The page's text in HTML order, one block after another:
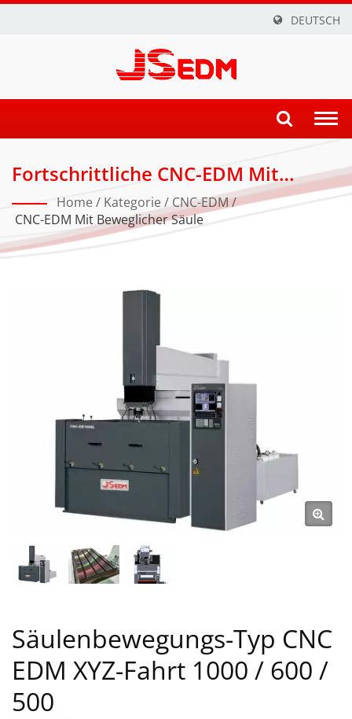
DEUTSCH
Fortschrittliche CNC-EDM Mit
Beweglicher Säule Für Die
Herstellung Von Automobilformen
Home / Kategorie /CNC-EDM /
CNC-EDM Mit Beweglicher Säule
Säulenbewegungs-Typ CNC
EDM XYZ-Fahrt 1000 / 600 /
500